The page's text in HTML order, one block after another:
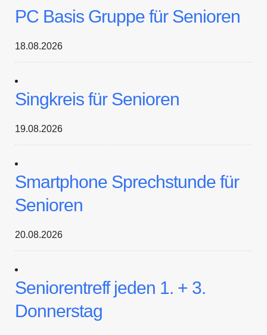
PC Basis Gruppe für Senioren
18.08.2026
Singkreis für Senioren
19.08.2026
Smartphone Sprechstunde für
Senioren
20.08.2026
Seniorentreff jeden 1. + 3.
Donnerstag